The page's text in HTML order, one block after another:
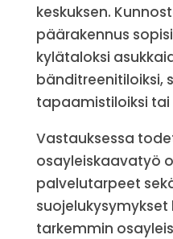
keskuksen.
päärakennus
kylätaloksi
bänditreenitiloiksi,
tapaamistiloiksi
Vastauksessa
osayleiskaavatyö
palvelutarpeet
tarkemmin